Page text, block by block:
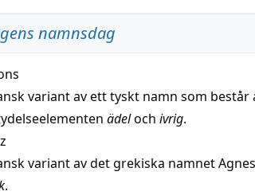
namnsdag
variant av ett tyskt namn som består
ädeloch ivrig.
variant av det grekiska namnet
.